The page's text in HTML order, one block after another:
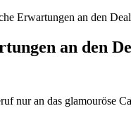
Erwartungen an den
an den
nur an das glamouröse